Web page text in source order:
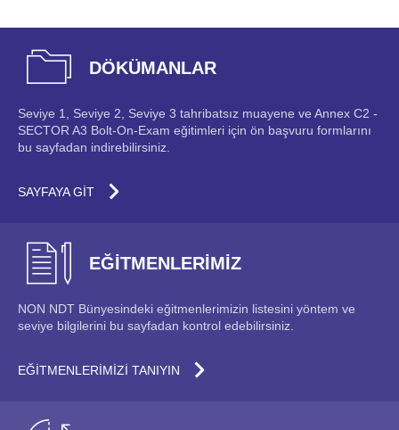
DÖKÜMANLAR
Seviye 1, Seviye 2, Seviye 3 tahribatsız muayene ve Annex C2 -
SECTOR A3 Bolt-On-Exam eğitimleri için ön başvuru formlarını
bu sayfadan indirebilirsiniz.
SAYFAYA GİT
EĞİTMENLERİMİZ
NON NDT Bünyesindeki eğitmenlerimizin listesini yöntem ve
seviye bilgilerini bu sayfadan kontrol edebilirsiniz.
EĞİTMENLERİMİZİ TANIYIN